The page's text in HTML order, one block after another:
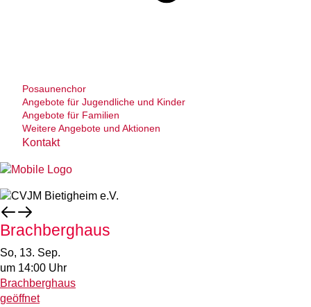
Posaunenchor
Angebote für Jugendliche und Kinder
Angebote für Familien
Weitere Angebote und Aktionen
Kontakt
Brachberghaus
So, 13. Sep.
um 14:00 Uhr
Brachberghaus
geöffnet